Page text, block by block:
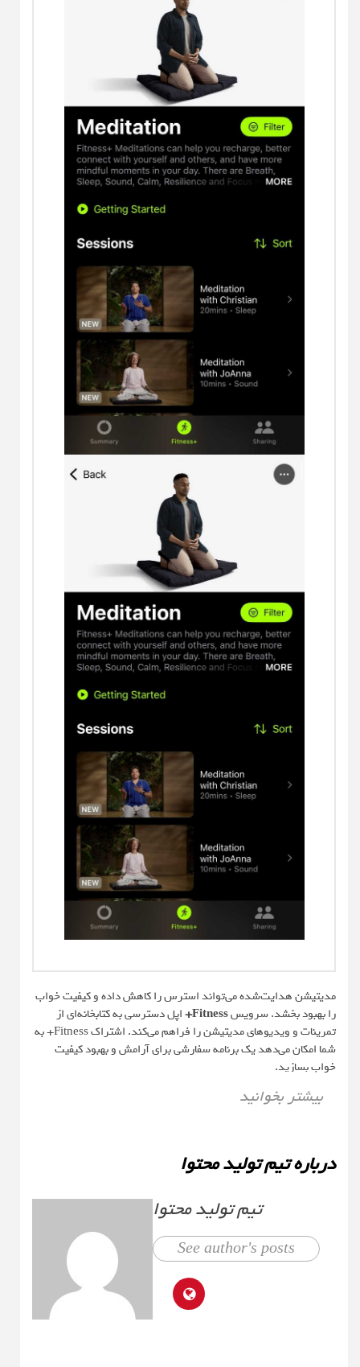
مدیتیشن هدایت‌شده می‌تواند استرس را کاهش داده و کیفیت خواب
را بهبود بخشد. سرویسFitness+ اپل دسترسی به کتابخانه‌ای از
تمرینات و ویدیوهای مدیتیشن را فراهم می‌کند. اشتراک Fitness+ به
شما امکان می‌دهد یک برنامه سفارشی برای آرامش و بهبود کیفیت
خواب بسازید.
بیشتر بخوانید
درباره تیم تولید محتوا
تیم تولید محتوا
See author's posts